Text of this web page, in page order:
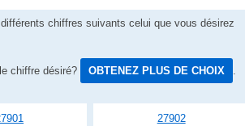
chiffres suivants celui que vous désirez
chiffre désiré? OBTENEZ PLUS DE CHOIX
27902